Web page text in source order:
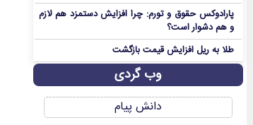
پارادوکس حقوق و تورم: چرا افزایش دستمزد هم لازم
و هم دشوار است؟
طلا به ریل افزایش قیمت بازگشت
وب گردی
دانش پیام